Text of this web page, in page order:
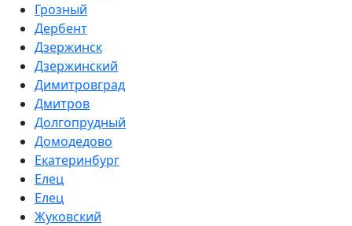
Грозный
Дербент
Дзержинск
Дзержинский
Димитровград
Дмитров
Долгопрудный
Домодедово
Екатеринбург
Елец
Елец
Жуковский